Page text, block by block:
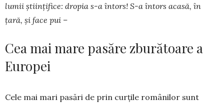
lumii științifice: dropia s-a întors! S-a întors acasă, în
țară, și face pui –
Cea mai mare pasăre zburătoare a
Europei
Cele mai mari pasări de prin curțile românilor sunt